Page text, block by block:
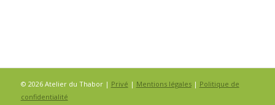
© 2026 Atelier du Thabor | Privé | Mentions légales| Politique de
confidentialité